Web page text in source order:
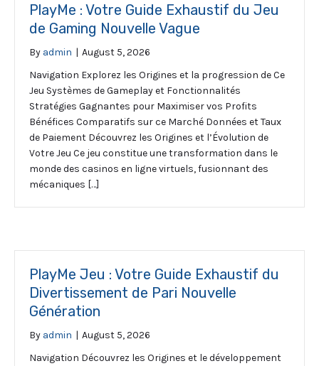
PlayMe : Votre Guide Exhaustif du Jeu
de Gaming Nouvelle Vague
By admin | August 5, 2026
Navigation Explorez les Origines et la progression de Ce
Jeu Systèmes de Gameplay et Fonctionnalités
Stratégies Gagnantes pour Maximiser vos Profits
Bénéfices Comparatifs sur ce Marché Données et Taux
de Paiement Découvrez les Origines et l’Évolution de
Votre Jeu Ce jeu constitue une transformation dans le
monde des casinos en ligne virtuels, fusionnant des
mécaniques […]
PlayMe Jeu : Votre Guide Exhaustif du
Divertissement de Pari Nouvelle
Génération
By admin | August 5, 2026
Navigation Découvrez les Origines et le développement